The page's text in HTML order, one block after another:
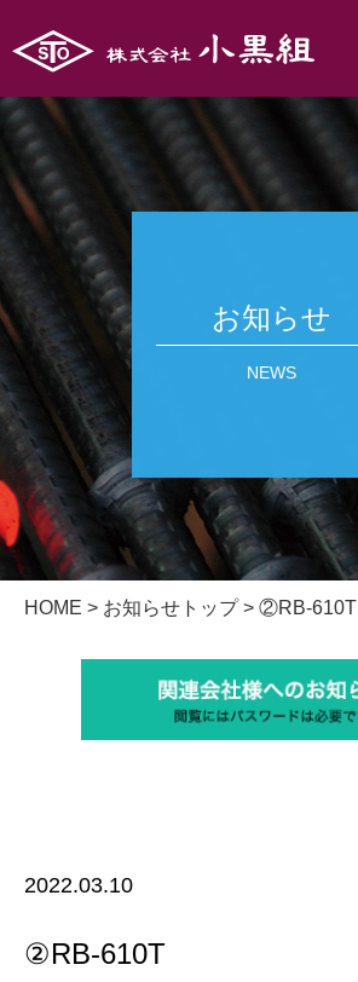
お知らせ
NEWS
HOME > お知らせトップ> ②RB-610T
2022.03.10
②RB-610T